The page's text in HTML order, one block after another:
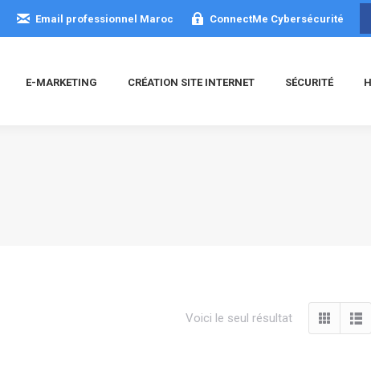
Email professionnel Maroc ConnectMe Cybersécurité
E-MARKETING CRÉATION SITE INTERNET SÉCURITÉ
Voici le seul résultat